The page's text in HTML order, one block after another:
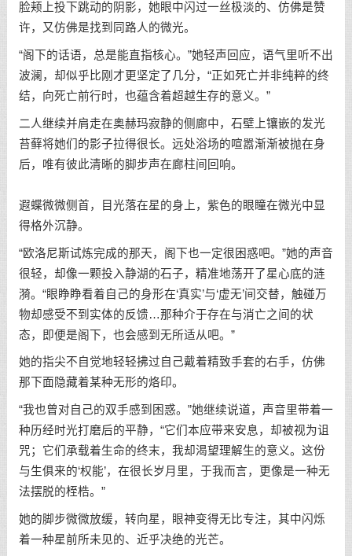
脸颊上投下跳动的阴影，她眼中闪过一丝极淡的、仿佛是赞
许，又仿佛是找到同路人的微光。
“阁下的话语，总是能直指核心。”她轻声回应，语气里听不出
波澜，却似乎比刚才更坚定了几分，“正如死亡并非纯粹的终
结，向死亡前行时，也蕴含着超越生存的意义。”
二人继续并肩走在奥赫玛寂静的侧廊中，石壁上镶嵌的发光
苔藓将她们的影子拉得很长。远处浴场的喧嚣渐渐被抛在身
后，唯有彼此清晰的脚步声在廊柱间回响。
遐蝶微微侧首，目光落在星的身上，紫色的眼瞳在微光中显
得格外沉静。
“欧洛尼斯试炼完成的那天，阁下也一定很困惑吧。”她的声音
很轻，却像一颗投入静湖的石子，精准地荡开了星心底的涟
漪。“眼睁睁看着自己的身形在‘真实’与‘虚无’间交替，触碰万
物却感受不到实体的反馈…那种介于存在与消亡之间的状
态，即便是阁下，也会感到无所适从吧。”
她的指尖不自觉地轻轻拂过自己戴着精致手套的右手，仿佛
那下面隐藏着某种无形的烙印。
“我也曾对自己的双手感到困惑。”她继续说道，声音里带着一
种历经时光打磨后的平静，“它们本应带来安息，却被视为诅
咒；它们承载着生命的终末，我却渴望理解生的意义。这份
与生俱来的‘权能’，在很长岁月里，于我而言，更像是一种无
法摆脱的桎梏。”
她的脚步微微放缓，转向星，眼神变得无比专注，其中闪烁
着一种星前所未见的、近乎决绝的光芒。